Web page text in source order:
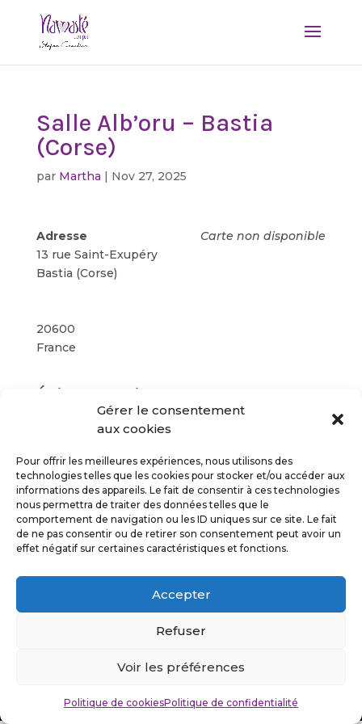
Gérer le consentement
aux cookies
Pour offrir les meilleures expériences, nous utilisons des
technologies telles que les cookies pour stocker et/ou accéder aux
informations des appareils. Le fait de consentir à ces technologies
nous permettra de traiter des données telles que le
comportement de navigation ou les ID uniques sur ce site. Le fait
de ne pas consentir ou de retirer son consentement peut avoir un
effet négatif sur certaines caractéristiques et fonctions.
Accepter
Refuser
Voir les préférences
Politique de cookiesPolitique de confidentialité
Salle Alb’oru – Bastia
(Corse)
par Martha | Nov 27, 2025
Carte non disponible
Adresse
13 rue Saint-Exupéry
Bastia (Corse)
20600
France
Évènement à venir
<li>Aucun évènement à cet emplacement</li>
Suivez-moi
Politique de confidentialité
Design byKaleys